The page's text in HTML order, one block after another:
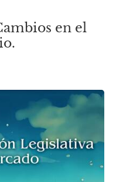
en el